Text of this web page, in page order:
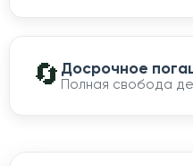
🔄 Досрочное
Полная свобода